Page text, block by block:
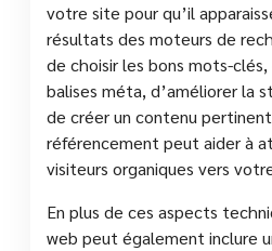
votre site pour qu’il
résultats des moteurs de
de choisir les bons mots-
balises méta, d’améliorer la
de créer un contenu
référencement peut aider à
visiteurs organiques vers
En plus de ces aspects
web peut également inclure